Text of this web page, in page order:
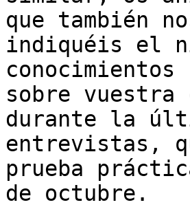
que también
indiquéis el
sobre vuestra
durante la
entrevistas,
prueba
de octubre.